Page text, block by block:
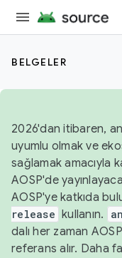
BELGELER
2026'dan itibaren,
uyumlu olmak ve
sağlamak amacıyla
AOSP'de
AOSP'ye katkıda
release kullanın.
dalı her zaman
referans alır. Daha